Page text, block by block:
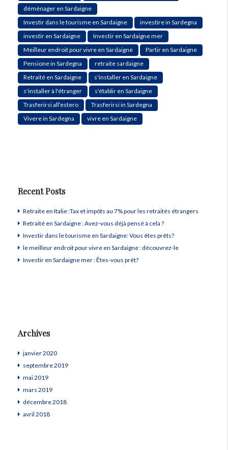
déménager en Sardaigne
Investir dans le tourisme en Sardaigne
investire in Sardegna
investir en Sardaigne
Investir en Sardaigne mer
Meilleur endroit pour vivre en Sardaigne
Partir en Sardaigne
Pensione in Sardegna
retraite sardaigne
Retraité en Sardaigne
s'installer en Sardaigne
s'installer à l'étranger
s'établir en Sardaigne
Trasferirsi all'estero
Trasferirsi in Sardegna
Vivere in Sardegna
vivre en Sardaigne
Recent Posts
Retraite en Italie :Tax et impôts au 7% pour les retraités étrangers
Retraité en Sardaigne : Avez-vous déjà pensé à cela ?
Investir dans le tourisme en Sardaigne: Vous êtes prêts?
le meilleur endroit pour vivre en Sardaigne : découvrez-le
Investir en Sardaigne mer : Êtes-vous prêt?
Archives
janvier 2020
septembre 2019
mai 2019
mars 2019
décembre 2018
avril 2018